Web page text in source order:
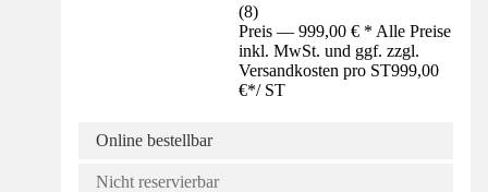
(8)
Preis — 999,00 € * Alle Preise
inkl. MwSt. und ggf. zzgl.
Versandkosten pro ST999,00
€*/ ST
Online bestellbar
Nicht reservierbar